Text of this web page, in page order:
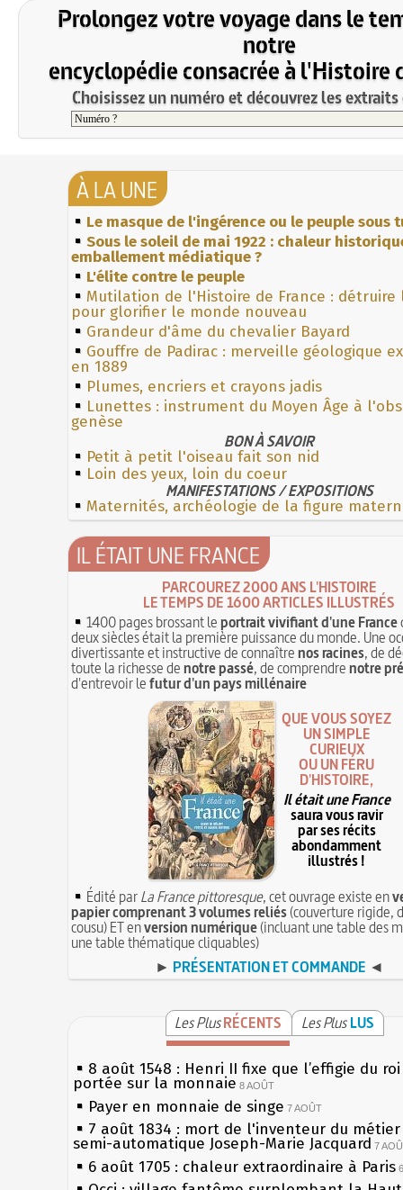
Prolongez votre voyage dans le
notre
encyclopédie consacrée à l'Histoire
Choisissez un numéro et découvrez les
À LA UNE
Le masque de l'ingérence ou le peuple sous
Sous le soleil de mai 1922 : chaleur
emballement médiatique ?
L'élite contre le peuple
Mutilation de l'Histoire de France : détruire
pour glorifier le monde nouveau
Grandeur d'âme du chevalier Bayard
Gouffre de Padirac : merveille géologique
en 1889
Plumes, encriers et crayons jadis
Lunettes : instrument du Moyen Âge à
genèse
BON À SAVOIR
Petit à petit l'oiseau fait son nid
Loin des yeux, loin du coeur
MANIFESTATIONS / EXPOSITIONS
Maternités, archéologie de la figure
IL ÉTAIT UNE FRANCE
PARCOUREZ 2000 ANS L'HISTOIRE
LE TEMPS DE 1600 ARTICLES ILLUSTRÉS
1400 pages brossant leportrait vivifiant d'une France
deux siècles était la première puissance du monde. Une
divertissante et instructive de connaîtrenos racines, de
toute la richesse denotre passé, de comprendrenotre
d'entrevoir lefutur d'un pays millénaire
QUE VOUS SOYEZ
UN SIMPLE
CURIEUX
OU UN FÉRU
D'HISTOIRE,
Il était une France
saura vous ravir
par ses récits
abondamment
illustrés !
Édité parLa France pittoresque, cet ouvrage existe en
papier comprenant 3 volumes reliés(couverture rigide,
cousu) ET enversion numérique(incluant une table des
une table thématique cliquables)
► PRÉSENTATION ET COMMANDE ◄
Les PlusRÉCENTS Les Plus LUS
8 août 1548 : Henri II fixe que l’effigie du
portée sur la monnaie 8 AOÛT
Payer en monnaie de singe 7 AOÛT
7 août 1834 : mort de l'inventeur du
semi-automatique Joseph-Marie Jacquard 7
6 août 1705 : chaleur extraordinaire à Paris